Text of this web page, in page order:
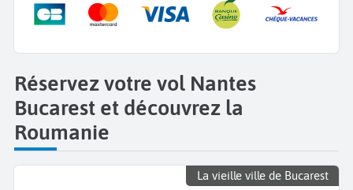
Réservez votre vol Nantes
Bucarest et découvrez la
Roumanie
La vieille ville de Bucarest